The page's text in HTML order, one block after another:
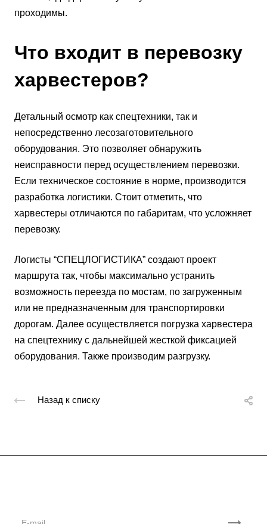
проходимы.
Что входит в перевозку
харвестеров?
Детальный осмотр как спецтехники, так и
непосредственно лесозаготовительного
оборудования. Это позволяет обнаружить
неисправности перед осуществлением перевозки.
Если техническое состояние в норме, производится
разработка логистики. Стоит отметить, что
харвестеры отличаются по габаритам, что усложняет
перевозку.
Логисты “СПЕЦЛОГИСТИКА” создают проект
маршрута так, чтобы максимально устранить
возможность переезда по мостам, по загруженным
или не предназначенным для транспортировки
дорогам. Далее осуществляется погрузка харвестера
на спецтехнику с дальнейшей жесткой фиксацией
оборудования. Также производим разгрузку.
Назад к списку